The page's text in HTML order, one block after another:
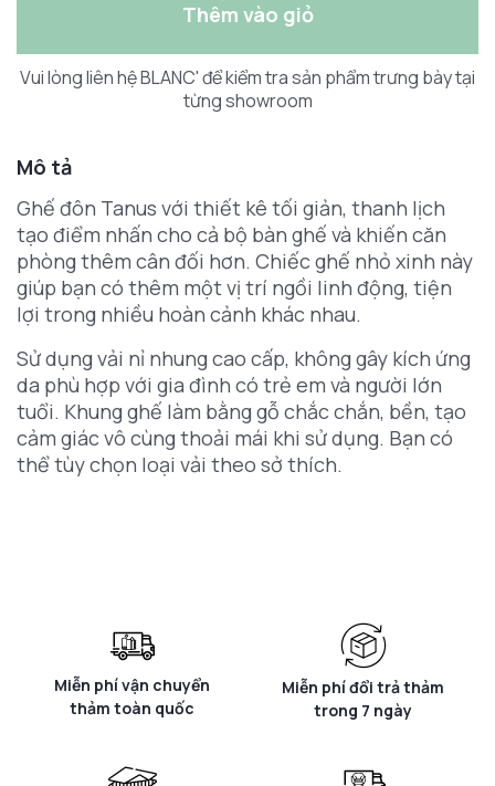
Thêm vào giỏ
Vui lòng liên hệ BLANC' để kiểm tra sản phẩm trưng bày tại
từng showroom
Mô tả
Ghế đôn Tanus với thiết kê tối giản, thanh lịch
tạo điểm nhấn cho cả bộ bàn ghế và khiến căn
phòng thêm cân đối hơn. Chiếc ghế nhỏ xinh này
giúp bạn có thêm một vị trí ngồi linh động, tiện
lợi trong nhiều hoàn cảnh khác nhau.
Sử dụng vải nỉ nhung cao cấp, không gây kích ứng
da phù hợp với gia đình có trẻ em và người lớn
tuổi. Khung ghế làm bằng gỗ chắc chắn, bền, tạo
cảm giác vô cùng thoải mái khi sử dụng. Bạn có
thể tùy chọn loại vải theo sở thích.
Miễn phí vận chuyển
thảm toàn quốc
Miễn phí đổi trả thảm
trong 7 ngày